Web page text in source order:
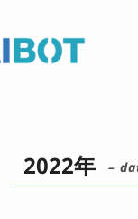
2022年 –